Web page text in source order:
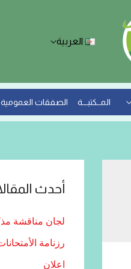
العربية
المــكتبـــة الصفقات العمومية
أحدث
لجان مناقشة
رزنامة
اعلان